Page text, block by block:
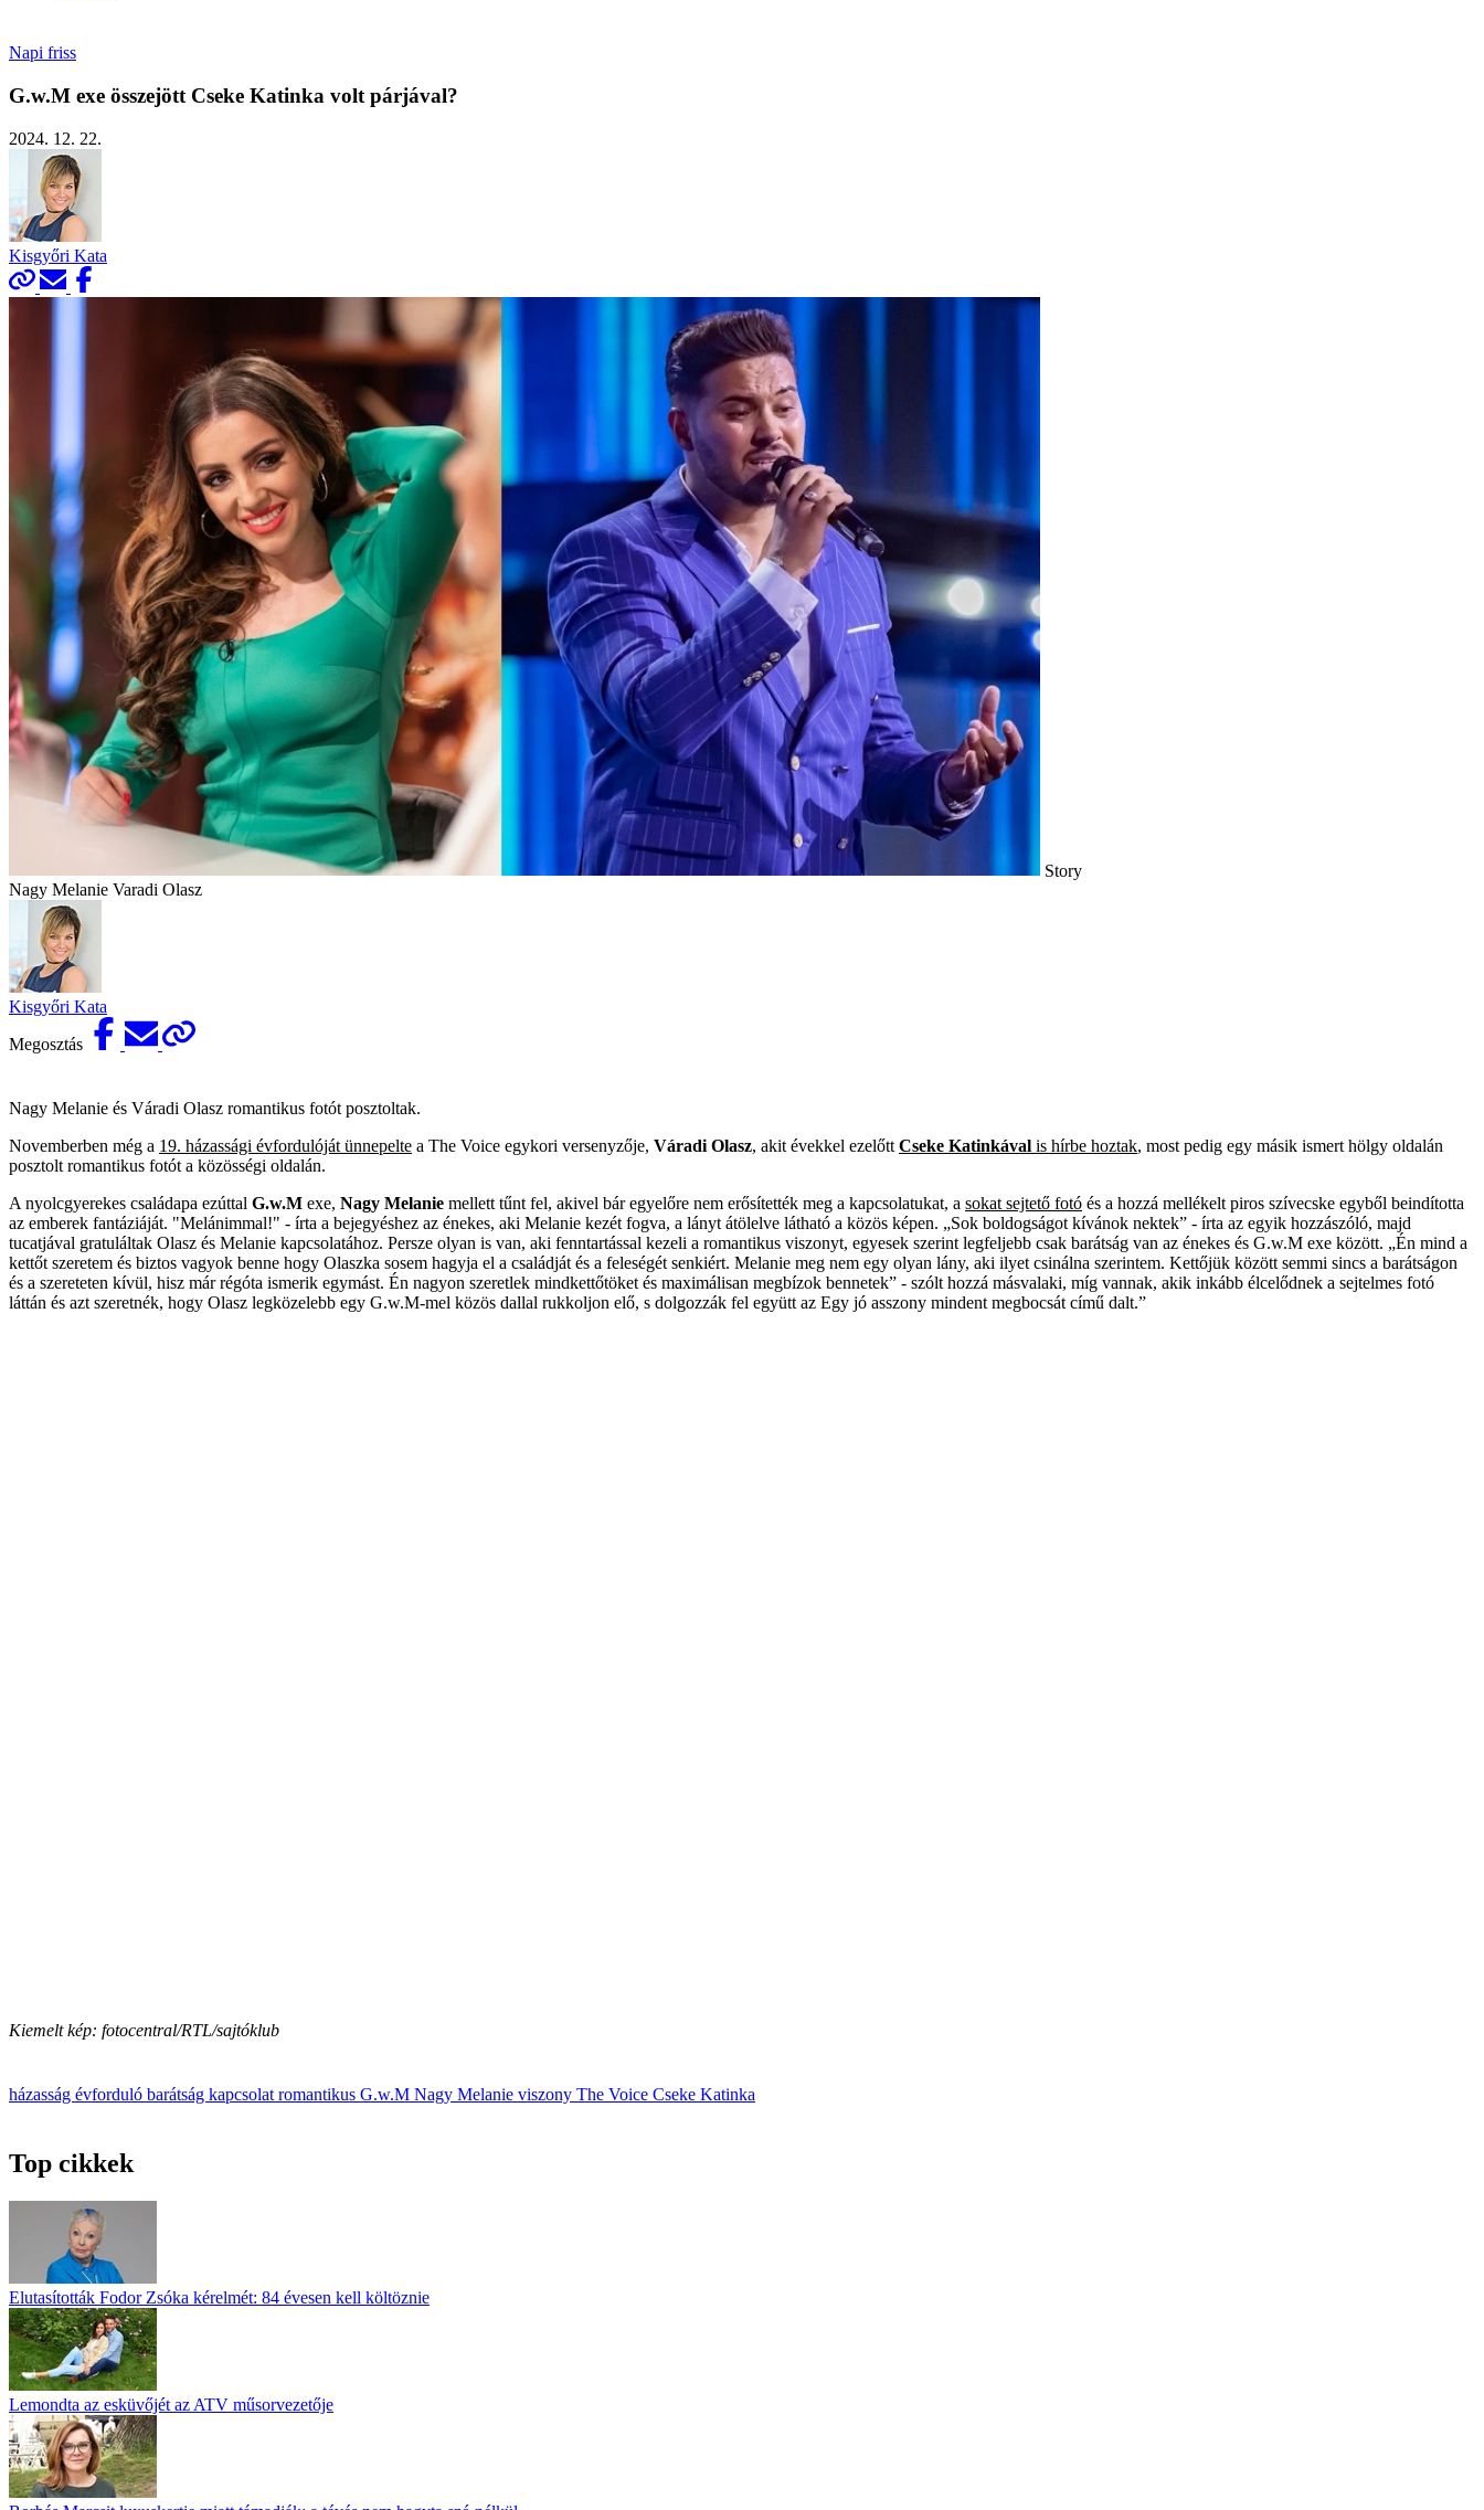
Napi friss
G.w.M exe összejött Cseke Katinka volt párjával?
2024. 12. 22.
Kisgyőri Kata
Story
Nagy Melanie Varadi Olasz
Kisgyőri Kata
Megosztás
Nagy Melanie és Váradi Olasz romantikus fotót posztoltak.
Novemberben még a 19. házassági évfordulóját ünnepelte a The Voice egykori versenyzője, Váradi Olasz, akit évekkel ezelőtt Cseke Katinkával is hírbe hoztak, most pedig egy másik ismert hölgy oldalán
posztolt romantikus fotót a közösségi oldalán.
A nyolcgyerekes családapa ezúttal G.w.M exe, Nagy Melanie mellett tűnt fel, akivel bár egyelőre nem erősítették meg a kapcsolatukat, a sokat sejtető fotó és a hozzá mellékelt piros szívecske egyből beindította
az emberek fantáziáját. "Melánimmal!" - írta a bejegyéshez az énekes, aki Melanie kezét fogva, a lányt átölelve látható a közös képen. „Sok boldogságot kívánok nektek” - írta az egyik hozzászóló, majd
tucatjával gratuláltak Olasz és Melanie kapcsolatához. Persze olyan is van, aki fenntartással kezeli a romantikus viszonyt, egyesek szerint legfeljebb csak barátság van az énekes és G.w.M exe között. „Én mind a
kettőt szeretem és biztos vagyok benne hogy Olaszka sosem hagyja el a családját és a feleségét senkiért. Melanie meg nem egy olyan lány, aki ilyet csinálna szerintem. Kettőjük között semmi sincs a barátságon
és a szereteten kívül, hisz már régóta ismerik egymást. Én nagyon szeretlek mindkettőtöket és maximálisan megbízok bennetek” - szólt hozzá másvalaki, míg vannak, akik inkább élcelődnek a sejtelmes fotó
láttán és azt szeretnék, hogy Olasz legközelebb egy G.w.M-mel közös dallal rukkoljon elő, s dolgozzák fel együtt az Egy jó asszony mindent megbocsát című dalt.”
Kiemelt kép: fotocentral/RTL/sajtóklub
házasság évforduló barátság kapcsolat romantikus G.w.M Nagy Melanie viszony The Voice Cseke Katinka
Top cikkek
Elutasították Fodor Zsóka kérelmét: 84 évesen kell költöznie
Lemondta az esküvőjét az ATV műsorvezetője